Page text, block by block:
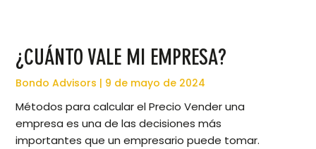
¿CUÁNTO VALE MI EMPRESA?
Bondo Advisors 9 de mayo de 2024
Métodos para calcular el Precio Vender una
empresa es una de las decisiones más
importantes que un empresario puede tomar.